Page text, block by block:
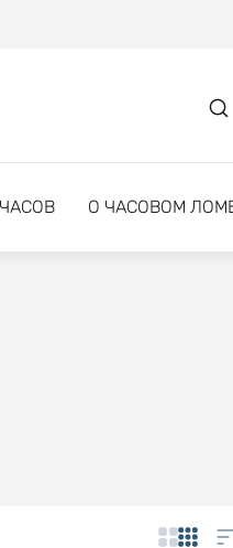
О ЧАСОВОМ